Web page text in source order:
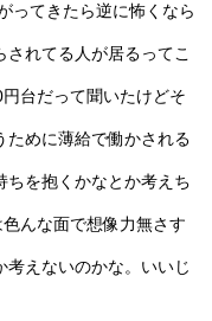
ってきたら逆に怖くなら
れてる人が居るってこ
台だって聞いたけどそ
ために薄給で働かされる
ちを抱くかなとか考えち
んな面で想像力無さす
考えないのかな。いいじ